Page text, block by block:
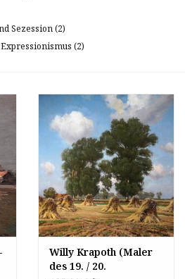
Sezession(2)
(2)
Willy Krapoth (Maler
des 19. / 20.